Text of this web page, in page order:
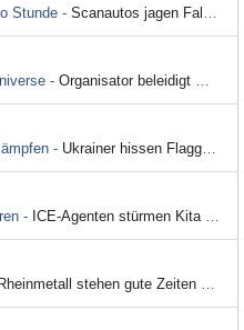
Stunde - Scanautos jagen Falschparker - Pilotprojekt in Mannheim
- Organisator beleidigt Miss Mexico - Frauen verlassen Event
- Ukrainer hissen Flagge im umkämpften Pokrowsk
- ICE-Agenten stürmen Kita und nehmen Erzieherin fest
Rheinmetall stehen gute Zeiten bevor